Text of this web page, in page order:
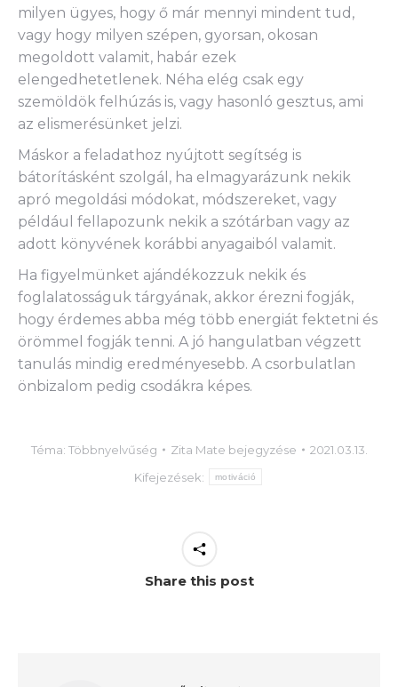
milyen ügyes, hogy ő már mennyi mindent tud,
vagy hogy milyen szépen, gyorsan, okosan
megoldott valamit, habár ezek
elengedhetetlenek. Néha elég csak egy
szemöldök felhúzás is, vagy hasonló gesztus, ami
az elismerésünket jelzi.
Máskor a feladathoz nyújtott segítség is
bátorításként szolgál, ha elmagyarázunk nekik
apró megoldási módokat, módszereket, vagy
például fellapozunk nekik a szótárban vagy az
adott könyvének korábbi anyagaiból valamit.
Ha figyelmünket ajándékozzuk nekik és
foglalatosságuk tárgyának, akkor érezni fogják,
hogy érdemes abba még több energiát fektetni és
örömmel fogják tenni. A jó hangulatban végzett
tanulás mindig eredményesebb. A csorbulatlan
önbizalom pedig csodákra képes.
Téma: Többnyelvűség Zita Mate bejegyzése
2021.03.13.
Kifejezések:
motiváció
Share this post